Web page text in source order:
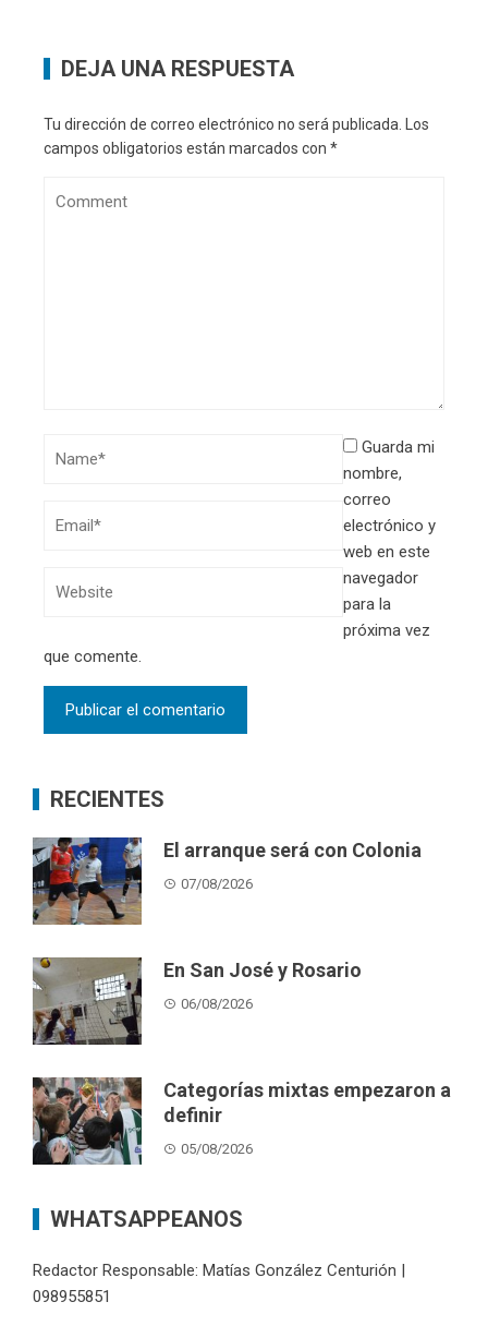
DEJA UNA RESPUESTA
Tu dirección de correo electrónico no será publicada. Los
campos obligatorios están marcados con *
Guarda mi
nombre,
correo
electrónico y
web en este
navegador
para la
próxima vez
que comente.
RECIENTES
El arranque será con Colonia
07/08/2026
En San José y Rosario
06/08/2026
Categorías mixtas empezaron a
definir
05/08/2026
WHATSAPPEANOS
Redactor Responsable: Matías González Centurión |
098955851